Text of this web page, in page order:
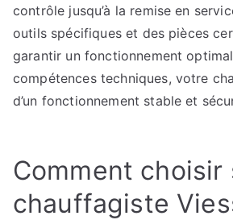
contrôle jusqu’à la remise en
outils spécifiques et des pièces
garantir un fonctionnement
compétences techniques, votre
d’un fonctionnement stable et
Comment choisir
chauffagiste